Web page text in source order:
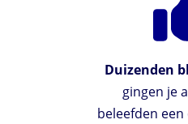
Duizenden
gingen je
beleefden